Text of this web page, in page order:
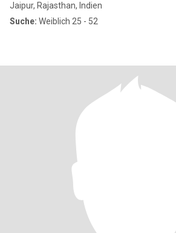
Jaipur, Rajasthan, Indien
Suche: Weiblich 25 - 52